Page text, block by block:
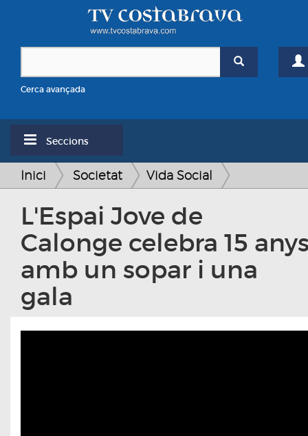
Cerca avançada
Seccions
Inici Societat Vida Social
L'Espai Jove de
Calonge celebra 15
amb un sopar i una
gala